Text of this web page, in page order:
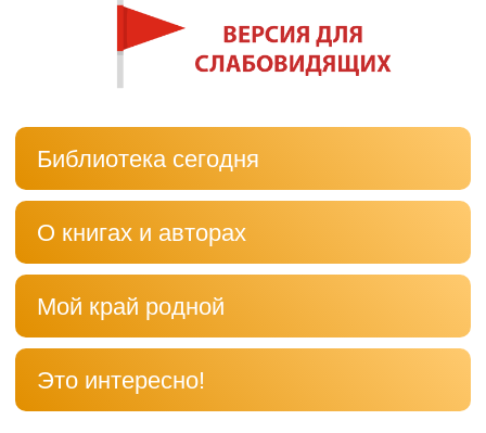
Библиотека сегодня
О книгах и авторах
Мой край родной
Это интересно!